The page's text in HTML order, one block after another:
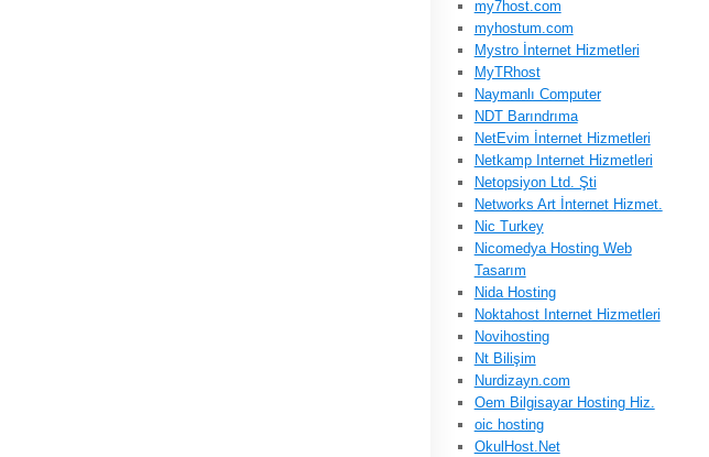
my7host.com
myhostum.com
Mystro İnternet Hizmetleri
MyTRhost
Naymanlı Computer
NDT Barındrıma
NetEvim İnternet Hizmetleri
Netkamp Internet Hizmetleri
Netopsiyon Ltd. Şti
Networks Art İnternet Hizmet.
Nic Turkey
Nicomedya Hosting Web
Tasarım
Nida Hosting
Noktahost Internet Hizmetleri
Novihosting
Nt Bilişim
Nurdizayn.com
Oem Bilgisayar Hosting Hiz.
oic hosting
OkulHost.Net